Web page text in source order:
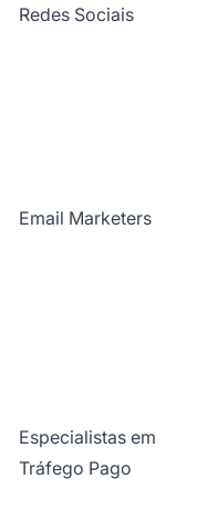
Redes Sociais
Email Marketers
Especialistas em
Tráfego Pago